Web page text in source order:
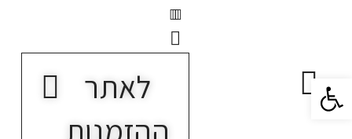
לאתר
ההזמנות
פתח סרגל נגישות